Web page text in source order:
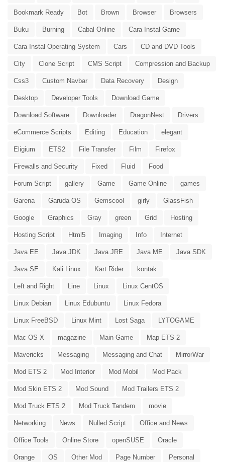
Bookmark Ready Bot Brown Browser Browsers
Buku Burning Cabal Online Cara Instal Game
Cara Instal Operating System Cars CD and DVD Tools
City Clone Script CMS Script Compression and Backup
Css3 Custom Navbar Data Recovery Design
Desktop Developer Tools Download Game
Download Software Downloader DragonNest Drivers
eCommerce Scripts Editing Education elegant
Eligium ETS2 File Transfer Film Firefox
Firewalls and Security Fixed Fluid Food
Forum Script gallery Game Game Online games
Garena Garuda OS Gemscool girly GlassFish
Google Graphics Gray green Grid Hosting
Hosting Script Html5 Imaging Info Internet
Java EE Java JDK Java JRE Java ME Java SDK
Java SE Kali Linux Kart Rider kontak
Left and Right Line Linux Linux CentOS
Linux Debian Linux Edubuntu Linux Fedora
Linux FreeBSD Linux Mint Lost Saga LYTOGAME
Mac OS X magazine Main Game Map ETS 2
Mavericks Messaging Messaging and Chat MirrorWar
Mod ETS 2 Mod Interior Mod Mobil Mod Pack
Mod Skin ETS 2 Mod Sound Mod Trailers ETS 2
Mod Truck ETS 2 Mod Truck Tandem movie
Networking News Nulled Script Office and News
Office Tools Online Store openSUSE Oracle
Orange OS Other Mod Page Number Personal